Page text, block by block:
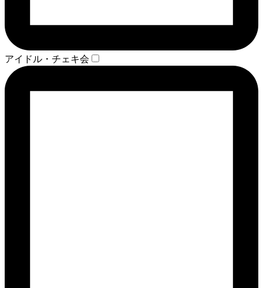
アイドル・チェキ会